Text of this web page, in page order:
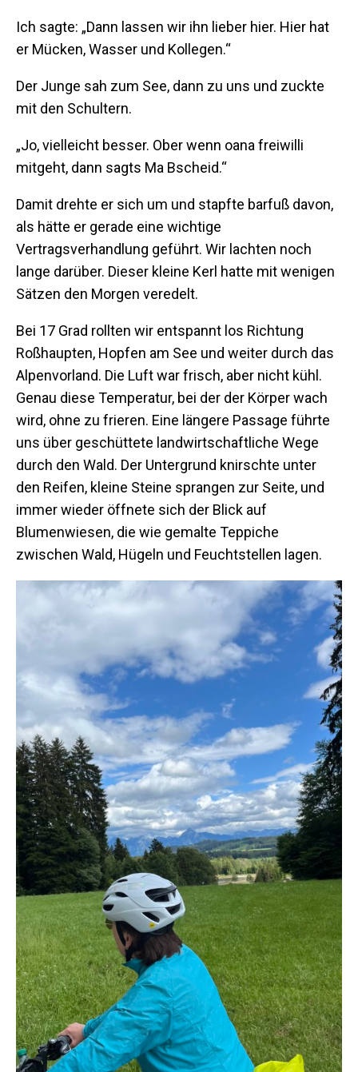
Ich sagte: „Dann lassen wir ihn lieber hier. Hier hat
er Mücken, Wasser und Kollegen.“
Der Junge sah zum See, dann zu uns und zuckte
mit den Schultern.
„Jo, vielleicht besser. Ober wenn oana freiwilli
mitgeht, dann sagts Ma Bscheid.“
Damit drehte er sich um und stapfte barfuß davon,
als hätte er gerade eine wichtige
Vertragsverhandlung geführt. Wir lachten noch
lange darüber. Dieser kleine Kerl hatte mit wenigen
Sätzen den Morgen veredelt.
Bei 17 Grad rollten wir entspannt los Richtung
Roßhaupten, Hopfen am See und weiter durch das
Alpenvorland. Die Luft war frisch, aber nicht kühl.
Genau diese Temperatur, bei der der Körper wach
wird, ohne zu frieren. Eine längere Passage führte
uns über geschüttete landwirtschaftliche Wege
durch den Wald. Der Untergrund knirschte unter
den Reifen, kleine Steine sprangen zur Seite, und
immer wieder öffnete sich der Blick auf
Blumenwiesen, die wie gemalte Teppiche
zwischen Wald, Hügeln und Feuchtstellen lagen.